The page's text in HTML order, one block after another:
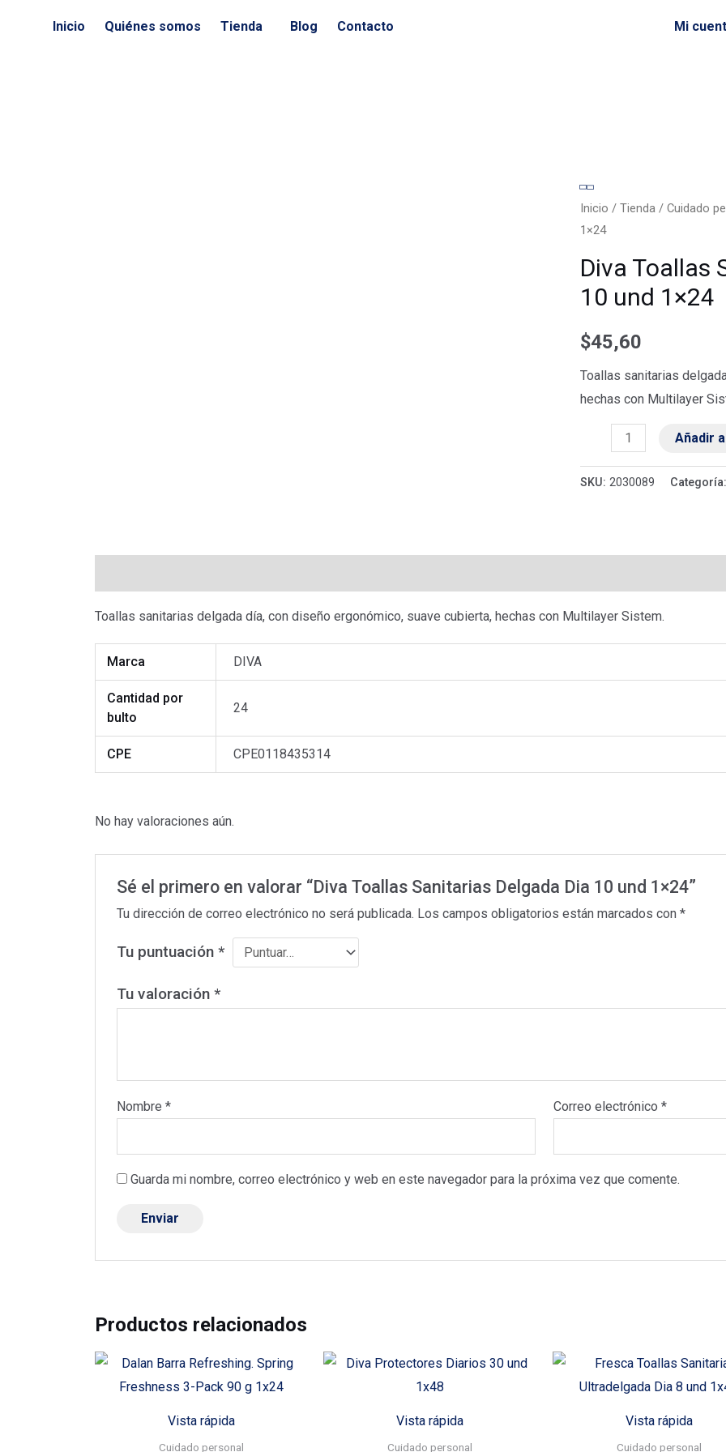
Inicio Quiénes somos Tienda Blog Contacto Mi
Inicio /Tienda /Cuidado
1×24
Diva Toallas
10 und 1×24
$45,60
Toallas sanitarias
hechas con Multilayer
Diva
Toallas
Sanitarias
Delgada
Dia
10
1x24
cantidad
Añadir
SKU:2030089
Toallas sanitarias delgada día, con diseño ergonómico, suave cubierta, hechas con Multilayer Sistem.
Marca DIVA
Cantidad por
bulto
24
CPE CPE0118435314
No hay valoraciones aún.
Sé el primero en valorar “Diva Toallas Sanitarias Delgada Dia 10 und 1×24”
Tu dirección de correo electrónico no será publicada. Los campos obligatorios están marcados con*
Tu puntuación*
Tu valoración*
Nombre* Correo electrónico *
Guarda mi nombre, correo electrónico y web en este navegador para la próxima vez que comente.
Productos relacionados
Vista rápida
Cuidado personal
Vista rápida
Cuidado personal
Vista rápida
Cuidado personal